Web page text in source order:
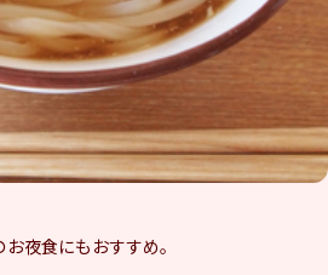
夜食にもおすすめ。